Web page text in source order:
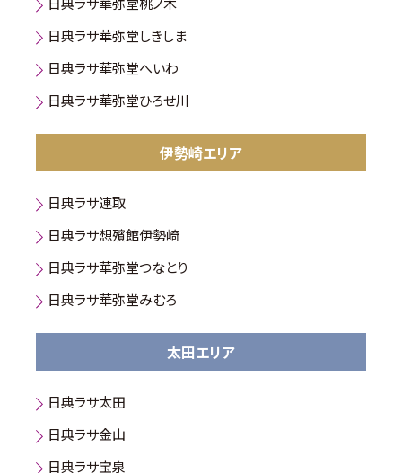
日典ラサ華弥堂しきしま
日典ラサ華弥堂へいわ
日典ラサ華弥堂ひろせ川
伊勢崎エリア
日典ラサ連取
日典ラサ想殯館伊勢崎
日典ラサ華弥堂つなとり
日典ラサ華弥堂みむろ
太田エリア
日典ラサ太田
日典ラサ金山
日典ラサ宝泉